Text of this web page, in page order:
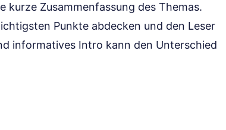
kurze Zusammenfassung des Themas.
Punkte abdecken und den Leser
informatives Intro kann den Unterschied